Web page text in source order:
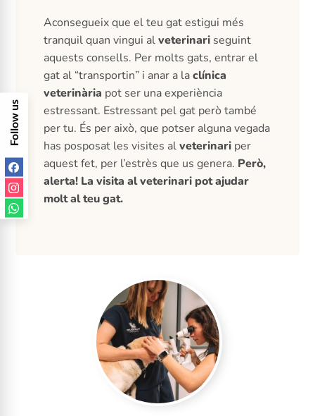
Aconsegueix que el teu gat estigui més
tranquil quan vingui alveterinari seguint
aquests consells. Per molts gats, entrar el
gat al “transportin” i anar a laclínica
veterinària pot ser una experiència
estressant. Estressant pel gat però també
per tu. És per això, que potser alguna vegada
has posposat les visites alveterinari per
aquest fet, per l’estrès que us genera. Però,
alerta! La visita al veterinari pot ajudar
molt al teu gat.
F
o
l
l
o
w
u
s
o
n
S
o
c
i
a
l
M
e
d
i a